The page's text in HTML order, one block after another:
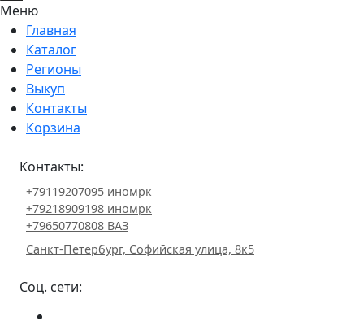
Меню
Главная
Каталог
Регионы
Выкуп
Контакты
Корзина
Контакты:
+79119207095 иномрк
+79218909198 иномрк
+79650770808 ВАЗ
Санкт-Петербург, Софийская улица, 8к5
Соц. сети: